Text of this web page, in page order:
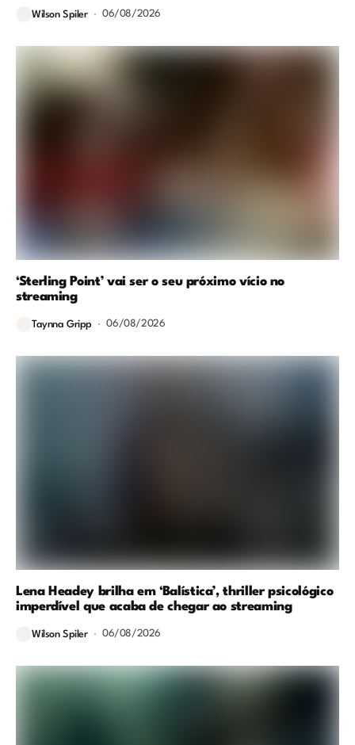
Wilson Spiler 06/08/2026
‘Sterling Point’ vai ser o seu próximo vício no
streaming
Taynna Gripp 06/08/2026
Lena Headey brilha em ‘Balística’, thriller psicológico
imperdível que acaba de chegar ao streaming
Wilson Spiler 06/08/2026